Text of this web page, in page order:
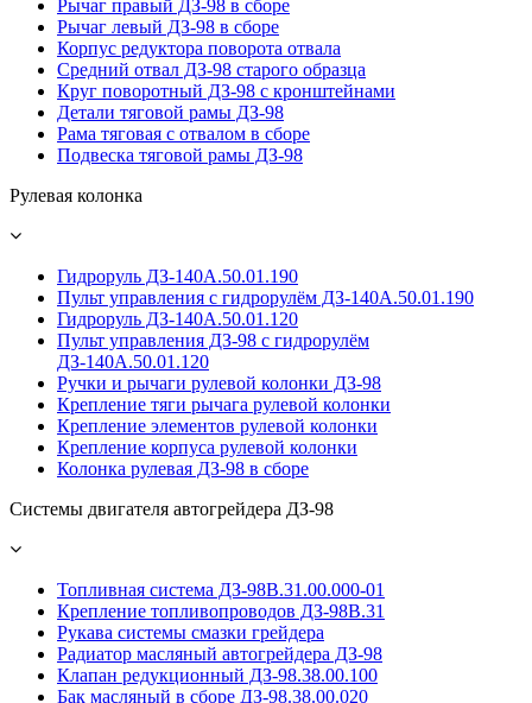
Рычаг правый ДЗ-98 в сборе
Рычаг левый ДЗ-98 в сборе
Корпус редуктора поворота отвала
Средний отвал ДЗ-98 старого образца
Круг поворотный ДЗ-98 с кронштейнами
Детали тяговой рамы ДЗ-98
Рама тяговая с отвалом в сборе
Подвеска тяговой рамы ДЗ-98
Рулевая колонка
Гидроруль ДЗ-140А.50.01.190
Пульт управления с гидрорулём ДЗ-140А.50.01.190
Гидроруль ДЗ-140А.50.01.120
Пульт управления ДЗ-98 с гидрорулём
ДЗ-140А.50.01.120
Ручки и рычаги рулевой колонки ДЗ-98
Крепление тяги рычага рулевой колонки
Крепление элементов рулевой колонки
Крепление корпуса рулевой колонки
Колонка рулевая ДЗ-98 в сборе
Системы двигателя автогрейдера ДЗ-98
Топливная система ДЗ-98В.31.00.000-01
Крепление топливопроводов ДЗ-98В.31
Рукава системы смазки грейдера
Радиатор масляный автогрейдера ДЗ-98
Клапан редукционный ДЗ-98.38.00.100
Бак масляный в сборе ДЗ-98.38.00.020